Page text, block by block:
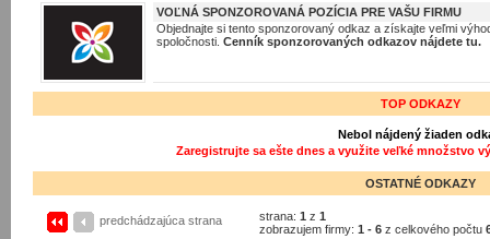
VOĽNÁ SPONZOROVANÁ POZÍCIA PRE VAŠU FIRMU
Objednajte si tento sponzorovaný odkaz a získajte veľmi
spoločnosti. Cenník sponzorovaných odkazov nájdete tu.
TOP ODKAZY
Nebol nájdený žiaden
Zaregistrujte sa ešte dnes a využite veľké množstvo
OSTATNÉ ODKAZY
predchádzajúca strana strana: 1 z 1
zobrazujem firmy: 1 - 6 z celkového počtu